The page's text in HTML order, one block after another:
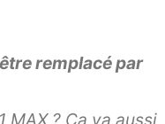
remplacé par
MAX ? Ça va aussi